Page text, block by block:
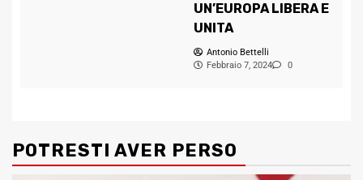
UN’EUROPA LIBERA E
UNITA
Antonio Bettelli
Febbraio 7, 2024
0
POTRESTI AVER PERSO